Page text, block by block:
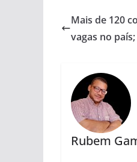
Mais de 120
vagas no
Rubem